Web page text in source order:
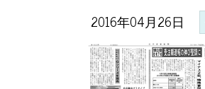
2016年04月26日